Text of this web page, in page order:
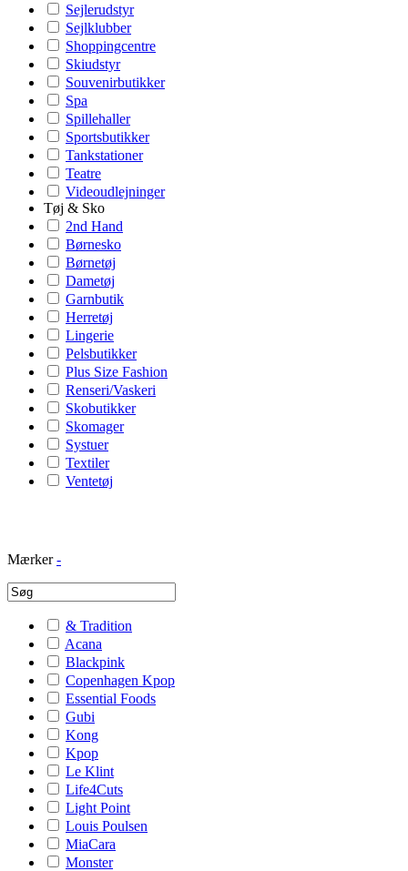
Sejlerudstyr
Sejlklubber
Shoppingcentre
Skiudstyr
Souvenirbutikker
Spa
Spillehaller
Sportsbutikker
Tankstationer
Teatre
Videoudlejninger
Tøj & Sko
2nd Hand
Børnesko
Børnetøj
Dametøj
Garnbutik
Herretøj
Lingerie
Pelsbutikker
Plus Size Fashion
Renseri/Vaskeri
Skobutikker
Skomager
Systuer
Textiler
Ventetøj
Mærker -
& Tradition
Acana
Blackpink
Copenhagen Kpop
Essential Foods
Gubi
Kong
Kpop
Le Klint
Life4Cuts
Light Point
Louis Poulsen
MiaCara
Monster